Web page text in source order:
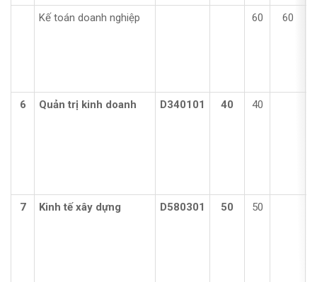
Kế toán doanh nghiệp
60 60
6 Quản trị kinh doanh D340101 40 40
7 Kinh tế xây dựng D580301 50 50